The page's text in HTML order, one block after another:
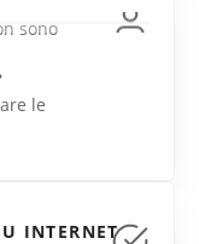
sono
le
INTERNET